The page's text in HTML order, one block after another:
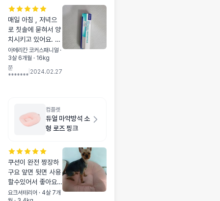
매일 아침 , 저녁으
로 칫솔에 묻혀서 양
치시키고 있어요. 닭
고기 맛이라서 그런
지 맛있게 양치 잘
하네요 ㅎㅎ
아메리칸 코커스패니얼 ·
3살 6개월 · 16kg
쭌
*******
2024.02.27
컴플렛
듀얼 마약방석 소
형 로즈 핑크
쿠션이 완전 짱장하
구요 앞면 뒷면 사용
할수있어서 좋아요
겨울엔 부드럽고 따
요크셔테리어 · 4살 7개